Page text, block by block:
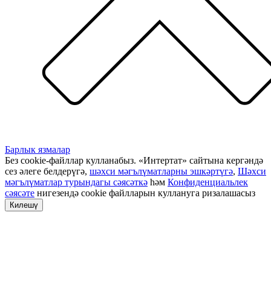
Барлык язмалар
Без cookie-файллар кулланабыз. «Интертат» сайтына кергәндә
сез әлеге белдерүгә, шәхси мәгълүматларны эшкәртүгә, Шәхси
мәгълүматлар турындагы сәясәткә һәм Конфиденциальлек
сәясәте нигезендә cookie файлларын куллануга ризалашасыз
Килешү